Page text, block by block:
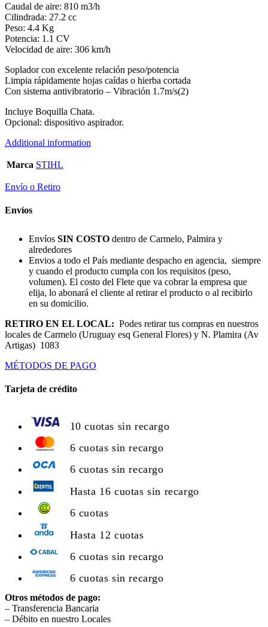
Caudal de aire: 810 m3/h
Cilindrada: 27.2 cc
Peso: 4.4 Kg
Potencia: 1.1 CV
Velocidad de aire: 306 km/h
Soplador con excelente relación peso/potencia
Limpia rápidamente hojas caídas o hierba cortada
Con sistema antivibratorio – Vibración 1.7m/s(2)
Incluye Boquilla Chata.
Opcional: dispositivo aspirador.
Additional information
Marca STIHL
Envío o Retiro
Envíos
Envíos SIN COSTO dentro de Carmelo, Palmira y
alrededores
Envios a todo el País mediante despacho en agencia, siempre
y cuando el producto cumpla con los requisitos (peso,
volumen). El costo del Flete que va cobrar la empresa que
elija, lo abonará el cliente al retirar el producto o al recibirlo
en su domicilio.
RETIRO EN EL LOCAL: Podes retirar tus compras en nuestros
locales de Carmelo (Uruguay esq General Flores) y N. Plamira (Av
Artigas) 1083
MÉTODOS DE PAGO
Tarjeta de crédito
10 cuotas sin recargo
6 cuotas sin recargo
6 cuotas sin recargo
Hasta 16 cuotas sin recargo
6 cuotas
Hasta 12 cuotas
6 cuotas sin recargo
6 cuotas sin recargo
Otros métodos de pago:
– Transferencia Bancaria
– Débito en nuestro Locales